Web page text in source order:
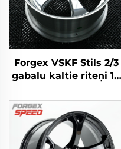
Forgex VSKF Stils 2/3
gabalu kaltie riteņi 18
maliņa, pulēti 5x114,3
Lexus IS300 Nissan
350Z 370Z GS300 S13
R32